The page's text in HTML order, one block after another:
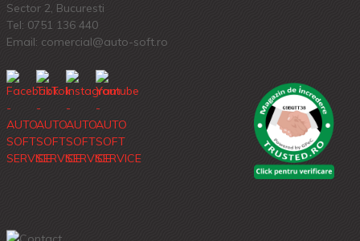
Sector 2, Bucuresti
Tel: 0751 136 440
Email: comercial@auto-soft.ro